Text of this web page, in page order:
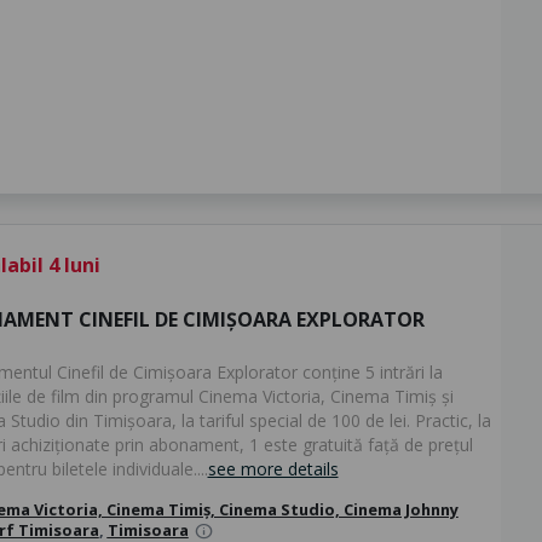
4 luni
CINEFIL DE CIMIȘOARA EXPLORATOR
Cinefil de Cimișoara Explorator conține 5 intrări la
de film din programul Cinema Victoria, Cinema Timiș și
Studio din Timișoara, la tariful special de 100 de lei. Practic, la
achiziționate prin abonament, 1 este gratuită față de prețul
biletele individuale....see more details
Victoria, Cinema Timiș, Cinema Studio, Cinema Johnny
Timisoara, Timisoara info